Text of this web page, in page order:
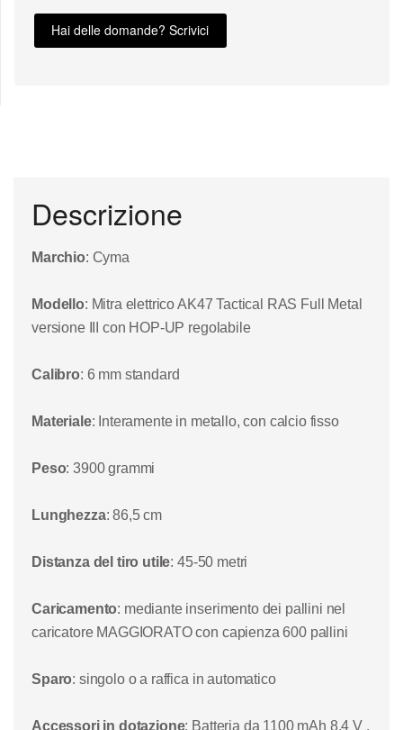
Hai delle domande? Scrivici
Descrizione
Marchio: Cyma
Modello: Mitra elettrico AK47 Tactical RAS Full Metal
versione III con HOP-UP regolabile
Calibro: 6 mm standard
Materiale: Interamente in metallo, con calcio fisso
Peso: 3900 grammi
Lunghezza: 86,5 cm
Distanza del tiro utile: 45-50 metri
Caricamento: mediante inserimento dei pallini nel
caricatore MAGGIORATO con capienza 600 pallini
Sparo: singolo o a raffica in automatico
Accessori in dotazione: Batteria da 1100 mAh 8,4 V ,